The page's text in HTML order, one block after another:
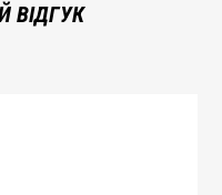
ВІДГУК